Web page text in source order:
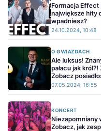
Formacja Effect
największe hity
wpadniesz?
24.10.2024, 10:48
O GWIAZDACH
Ale luksus!
pałacu jak
Zobacz
07.05.2024, 16:55
KONCERT
Niezapomniany
Zobacz, jak